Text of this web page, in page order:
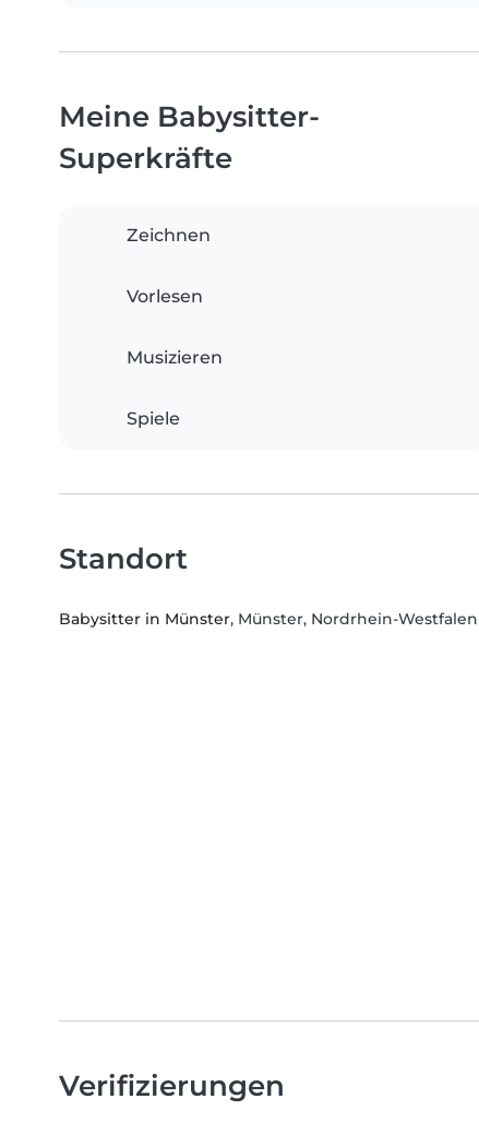
Meine Babysitter-
Superkräfte
Zeichnen
Vorlesen
Musizieren
Spiele
Standort
Babysitter in Münster, Münster, Nordrhein-Westfalen
Verifizierungen